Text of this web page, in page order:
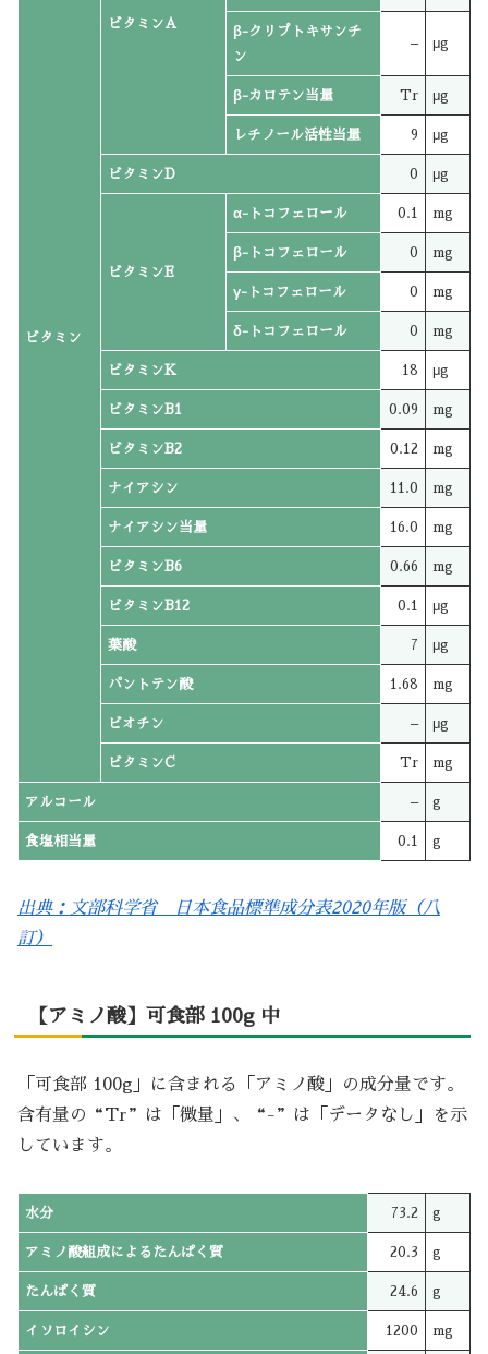
ビタミン
ビタミンA
β-クリプトキサンチ
ン
– μg
β-カロテン当量 Tr μg
レチノール活性当量 9 μg
ビタミンD 0 μg
ビタミンE
α-トコフェロール 0.1 mg
β-トコフェロール 0 mg
γ-トコフェロール 0 mg
δ-トコフェロール 0 mg
ビタミンK 18 μg
ビタミンB1 0.09 mg
ビタミンB2 0.12 mg
ナイアシン 11.0 mg
ナイアシン当量 16.0 mg
ビタミンB6 0.66 mg
ビタミンB12 0.1 μg
葉酸 7 μg
パントテン酸 1.68 mg
ビオチン – μg
ビタミンC Tr mg
アルコール – g
食塩相当量 0.1 g
出典：文部科学省 日本食品標準成分表2020年版（八
訂）
【アミノ酸】可食部 100g 中
「可食部 100g」に含まれる「アミノ酸」の成分量です。
含有量の“Tr”は「微量」、“-”は「データなし」を示
しています。
水分 73.2 g
アミノ酸組成によるたんぱく質 20.3 g
たんぱく質 24.6 g
イソロイシン 1200 mg